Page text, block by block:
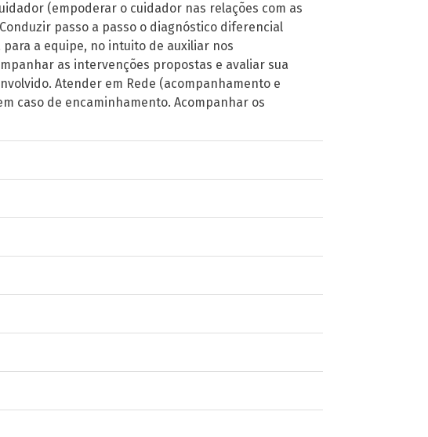
(empoderar o cuidador nas relações com as
passo a passo o diagnóstico diferencial
a equipe, no intuito de auxiliar nos
as intervenções propostas e avaliar sua
Atender em Rede (acompanhamento e
caso de encaminhamento. Acompanhar os